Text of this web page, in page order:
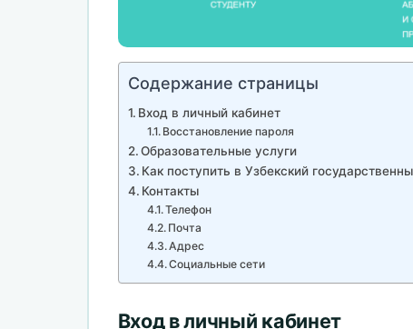
Содержание страницы
Вход в личный кабинет
Восстановление пароля
Образовательные услуги
Как поступить в Узбекский
Контакты
Телефон
Почта
Адрес
Социальные сети
Вход в личный кабинет